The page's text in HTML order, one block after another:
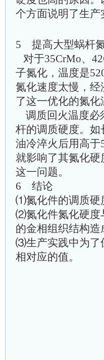
个方面说明了生
5 提高大型蜗杆
对于35CrMo、
子氮化，温度是
氮化速度太慢，
了这一优化的氮化
调质回火温度必
杆的调质硬度。如
油冷淬火后用高
就影响了其氮化
这一问题。
6 结论
⑴氮化件的调质硬
⑵氮化件氮化硬度
的金相组织结构造
⑶生产实践中为了
相对应的值。